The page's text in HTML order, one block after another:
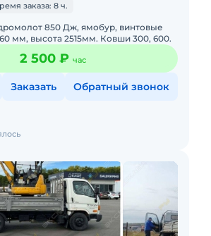
заказа: 8 ч.
850 Дж, ямобур, винтовые
мм, высота 2515мм. Ковши 300, 600.
2 500 ₽ час
Заказать Обратный звонок